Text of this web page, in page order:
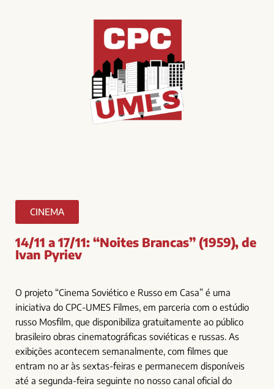
CINEMA
14/11 a 17/11: “Noites Brancas” (1959), de
Ivan Pyriev
O projeto “Cinema Soviético e Russo em Casa” é uma
iniciativa do CPC-UMES Filmes, em parceria com o estúdio
russo Mosfilm, que disponibiliza gratuitamente ao público
brasileiro obras cinematográficas soviéticas e russas. As
exibições acontecem semanalmente, com filmes que
entram no ar às sextas-feiras e permanecem disponíveis
até a segunda-feira seguinte no nosso canal oficial do